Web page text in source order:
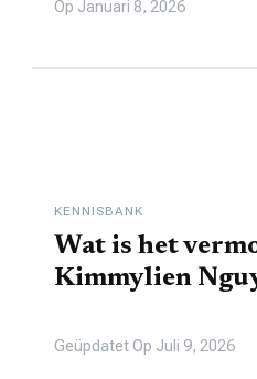
Op Januari 8, 2026
KENNISBANK
Wat is het
Kimmylien
Geüpdatet Op Juli 9, 2026